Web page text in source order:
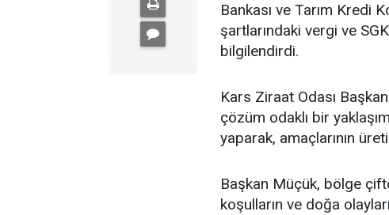
Bankası ve Tarım Kredi
şartlarındaki vergi ve
bilgilendirdi.
Kars Ziraat Odası
çözüm odaklı bir
yaparak, amaçlarının
Başkan Müçük, bölge
koşulların ve doğa